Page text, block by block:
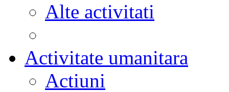
Alte activitati
Activitate umanitara
Actiuni